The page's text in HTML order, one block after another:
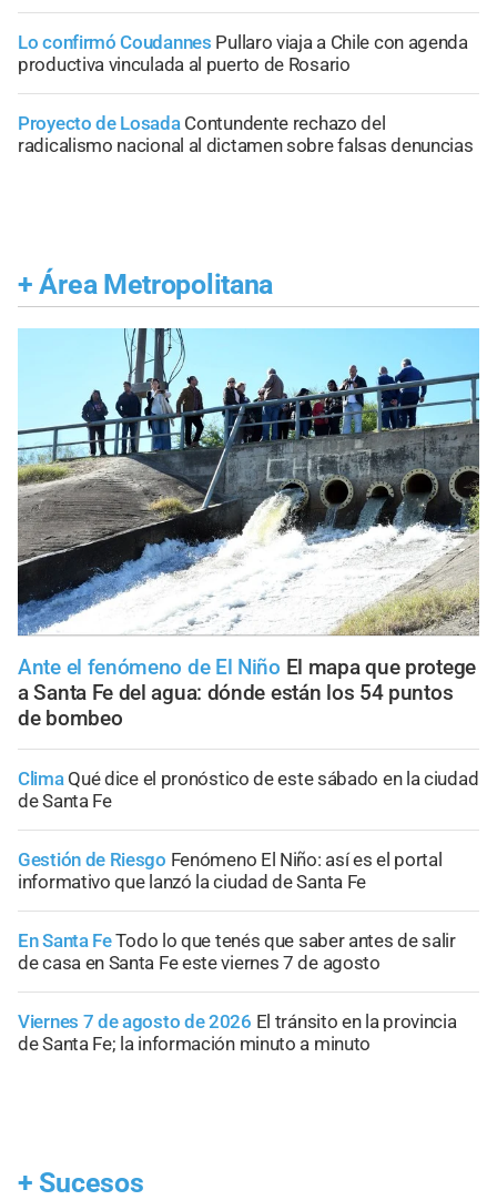
Lo confirmó Coudannes Pullaro viaja a Chile con agenda
productiva vinculada al puerto de Rosario
Proyecto de Losada Contundente rechazo del
radicalismo nacional al dictamen sobre falsas denuncias
+ Área Metropolitana
Ante el fenómeno de El Niño El mapa que protege
a Santa Fe del agua: dónde están los 54 puntos
de bombeo
Clima Qué dice el pronóstico de este sábado en la ciudad
de Santa Fe
Gestión de Riesgo Fenómeno El Niño: así es el portal
informativo que lanzó la ciudad de Santa Fe
En Santa FeTodo lo que tenés que saber antes de salir
de casa en Santa Fe este viernes 7 de agosto
Viernes 7 de agosto de 2026 El tránsito en la provincia
de Santa Fe; la información minuto a minuto
+ Sucesos